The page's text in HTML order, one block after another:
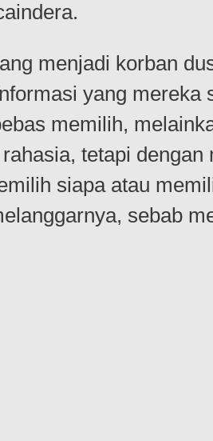
menjadi korban
yang
memilih,
tetapi
siapa atau
sebab